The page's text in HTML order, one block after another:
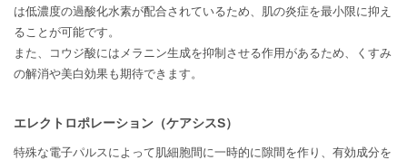
は低濃度の過酸化水素が配合されているため、肌の炎症を最小限に抑え
ることが可能です。
また、コウジ酸にはメラニン生成を抑制させる作用があるため、くすみ
の解消や美白効果も期待できます。
エレクトロポレーション（ケアシスS）
特殊な電子パルスによって肌細胞間に一時的に隙間を作り、有効成分を